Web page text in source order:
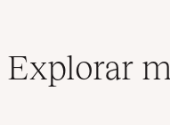
Explorar